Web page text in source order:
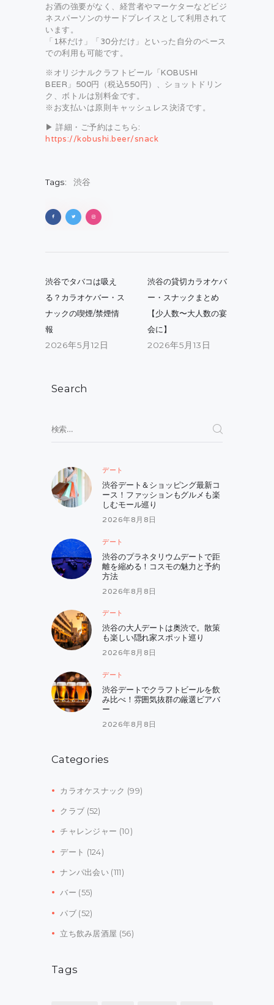
お酒の強要がなく、経営者やマーケターなどビジ
ネスパーソンのサードプレイスとして利用されて
います。
「1杯だけ」「30分だけ」といった自分のペース
での利用も可能です。
※オリジナルクラフトビール「KOBUSHI
BEER」500円（税込550円）、ショットドリン
ク、ボトルは別料金です。
※お支払いは原則キャッシュレス決済です。
▶ 詳細・ご予約はこちら:
https://kobushi.beer/snack
Tags: 渋谷
稿
ナ
ビ
ゲ
Previous
渋谷でタバコは吸え
る？カラオケバー・ス
ナックの喫煙/禁煙情
報
2026年5月12日
Next
渋谷の貸切カラオケバ
ー・スナックまとめ
【少人数〜大人数の宴
会に】
2026年5月13日
Search
索:
デート
渋谷デート＆ショッピング最新コ
ース！ファッションもグルメも楽
しむモール巡り
2026年8月8日
デート
渋谷のプラネタリウムデートで距
離を縮める！コスモの魅力と予約
方法
2026年8月8日
デート
渋谷の大人デートは奥渋で。散策
も楽しい隠れ家スポット巡り
2026年8月8日
デート
渋谷デートでクラフトビールを飲
み比べ！雰囲気抜群の厳選ビアバ
ー
2026年8月8日
Categories
カラオケスナック (99)
クラブ (52)
チャレンジャー (10)
デート (124)
ナンパ出会い (111)
バー (55)
パブ(52)
立ち飲み居酒屋 (56)
Tags